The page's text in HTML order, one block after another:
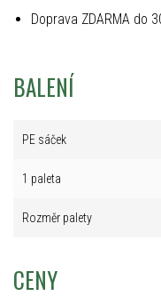
Doprava ZDARMA do
BALENÍ
PE sáček
1 paleta
Rozměr palety
CENY